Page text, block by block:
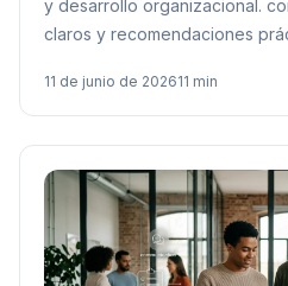
y desarrollo organizacional.
claros y recomendaciones
11 de junio de 202611 min